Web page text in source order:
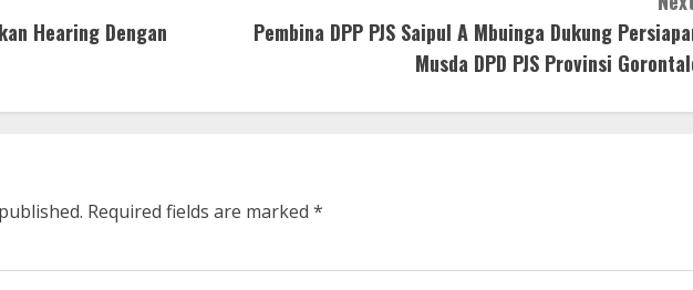
Hearing Dengan
Pembina DPP PJS Saipul A Mbuinga Dukung
Musda DPD PJS Provinsi
Required fields are marked *